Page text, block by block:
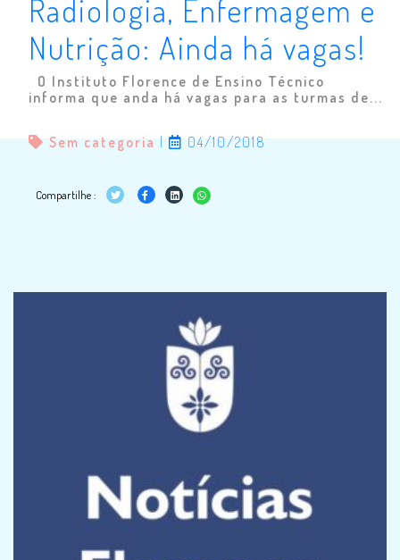
Radiologia, Enfermagem e
Nutrição: Ainda há vagas!
O Instituto Florence de Ensino Técnico
informa que anda há vagas para as turmas de...
Sem categoria 04/10/2018
Compartilhe :